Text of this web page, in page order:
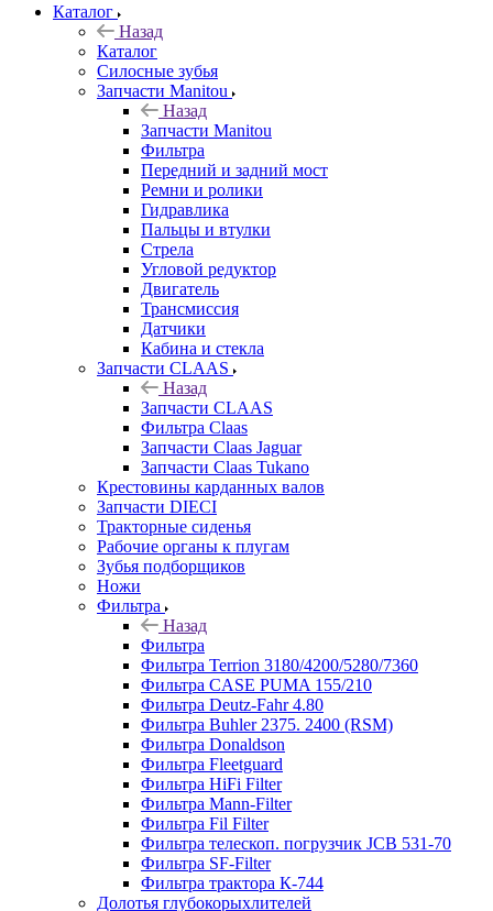
Каталог
Назад
Каталог
Cилосные зубья
Запчасти Manitou
Назад
Запчасти Manitou
Фильтра
Передний и задний мост
Ремни и ролики
Гидравлика
Пальцы и втулки
Стрела
Угловой редуктор
Двигатель
Трансмиссия
Датчики
Кабина и стекла
Запчасти CLAAS
Назад
Запчасти CLAAS
Фильтра Claas
Запчасти Claas Jaguar
Запчасти Claas Tukano
Крестовины карданных валов
Запчасти DIECI
Тракторные сиденья
Рабочие органы к плугам
Зубья подборщиков
Ножи
Фильтра
Назад
Фильтра
Фильтра Terrion 3180/4200/5280/7360
Фильтра CASE PUMA 155/210
Фильтра Deutz-Fahr 4.80
Фильтра Buhler 2375. 2400 (RSM)
Фильтра Donaldson
Фильтра Fleetguard
Фильтра HiFi Filter
Фильтра Mann-Filter
Фильтра Fil Filter
Фильтра телескоп. погрузчик JCB 531-70
Фильтра SF-Filter
Фильтра трактора К-744
Долотья глубокорыхлителей